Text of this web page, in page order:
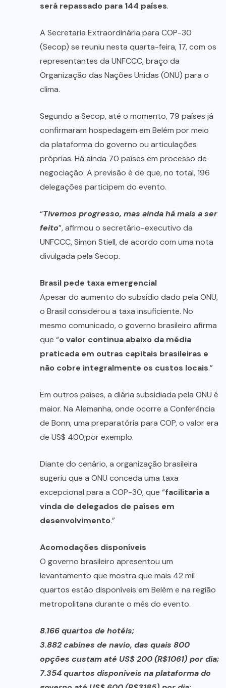
será repassado para 144 países.
A Secretaria Extraordinária para COP-30
(Secop) se reuniu nesta quarta-feira, 17, com os
representantes da UNFCCC, braço da
Organização das Nações Unidas (ONU) para o
clima.
Segundo a Secop, até o momento, 79 países já
confirmaram hospedagem em Belém por meio
da plataforma do governo ou articulações
próprias. Há ainda 70 países em processo de
negociação. A previsão é de que, no total, 196
delegações participem do evento.
“Tivemos progresso, mas ainda há mais a ser
feito”, afirmou o secretário-executivo da
UNFCCC, Simon Stiell, de acordo com uma nota
divulgada pela Secop.
Brasil pede taxa emergencial
Apesar do aumento do subsídio dado pela ONU,
o Brasil considerou a taxa insuficiente. No
mesmo comunicado, o governo brasileiro afirma
que “o valor continua abaixo da média
praticada em outras capitais brasileiras e
não cobre integralmente os custos locais.”
Em outros países, a diária subsidiada pela ONU é
maior. Na Alemanha, onde ocorre a Conferência
de Bonn, uma preparatória para COP, o valor era
de US$ 400,por exemplo.
Diante do cenário, a organização brasileira
sugeriu que a ONU conceda uma taxa
excepcional para a COP-30, que “facilitaria a
vinda de delegados de países em
desenvolvimento.”
Acomodações disponíveis
O governo brasileiro apresentou um
levantamento que mostra que mais 42 mil
quartos estão disponíveis em Belém e na região
metropolitana durante o mês do evento.
8.166 quartos de hotéis;
3.882 cabines de navio, das quais 800
opções custam até US$ 200 (R$1061) por dia;
7.354 quartos disponíveis na plataforma do